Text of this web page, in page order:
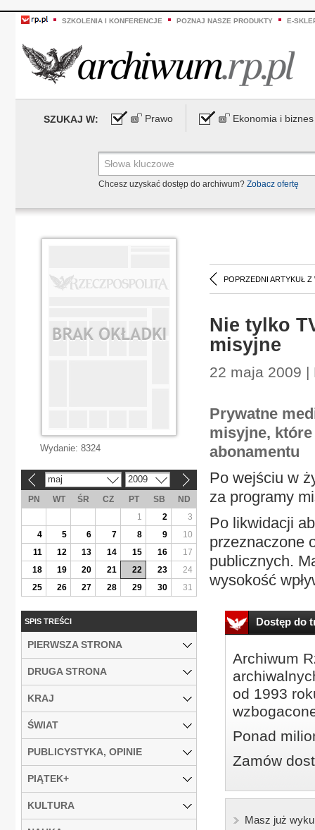
SZKOLENIA I KONFERENCJE POZNAJ NASZE PRODUKTY E-
SZUKAJ W: Prawo Ekonomia i biznes
Chcesz uzyskać dostęp do archiwum? Zobacz ofertę
POPRZEDNI ARTYKUŁ Z
Nie tylko
misyjne
22 maja 2009
Prywatne
misyjne,
abonamentu
Po wejściu w
za programy
Po likwidacji
przeznaczone
publicznych.
wysokość
Dostęp do
Archiwum
od 1993
Ponad
Zamów
Masz już
Wydanie: 8324
maj 2009
PN WT ŚR CZ PT SB
ND
1
2
3
4
5 6 7 8 9
10
11
12 13 14 15 16
17
18
19 20 21 22 23
24
25
26 27 28 29 30 31
SPIS TREŚCI
PIERWSZA STRONA
DRUGA STRONA
KRAJ
ŚWIAT
PUBLICYSTYKA, OPINIE
PIĄTEK+
KULTURA